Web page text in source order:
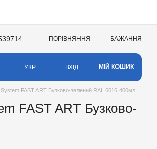
ПОРІВНЯННЯ БАЖАННЯ
УКР ВХІД МІЙ КОШИК
FAST ART Бузково-зелений RAL 6016 400мл
FAST ART Бузково-